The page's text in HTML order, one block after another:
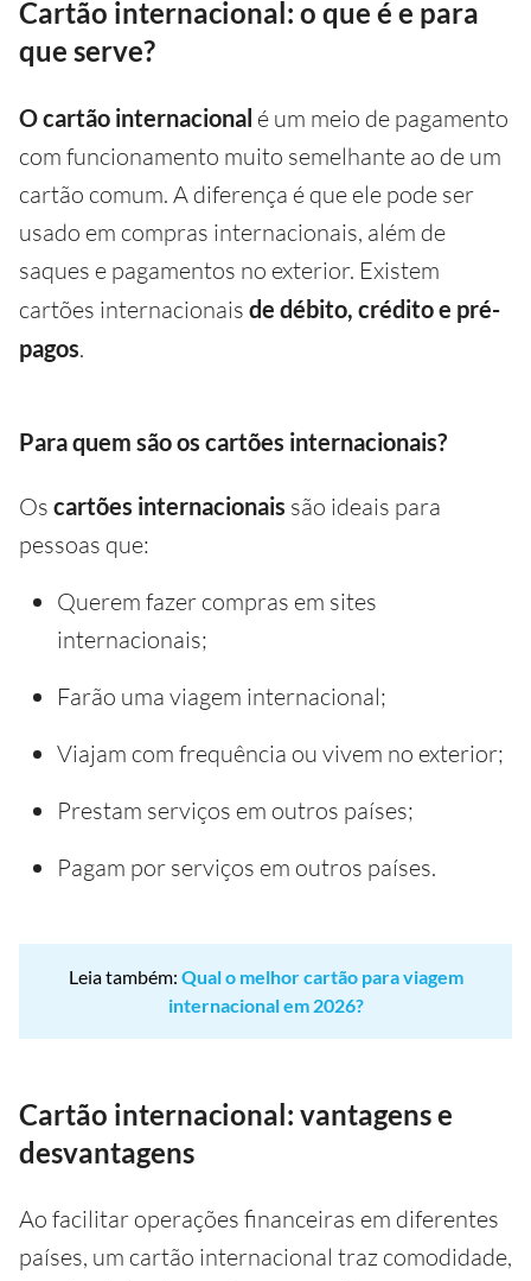
Cartão internacional: o que é e para
que serve?
O cartão internacional é um meio de pagamento
com funcionamento muito semelhante ao de um
cartão comum. A diferença é que ele pode ser
usado em compras internacionais, além de
saques e pagamentos no exterior. Existem
cartões internacionais de débito, crédito e pré-
pagos.
Para quem são os cartões internacionais?
Os cartões internacionais são ideais para
pessoas que:
Querem fazer compras em sites
internacionais;
Farão uma viagem internacional;
Viajam com frequência ou vivem no exterior;
Prestam serviços em outros países;
Pagam por serviços em outros países.
Leia também: Qual o melhor cartão para viagem
internacional em 2026?
Cartão internacional: vantagens e
desvantagens
Ao facilitar operações financeiras em diferentes
países, um cartão internacional traz comodidade,